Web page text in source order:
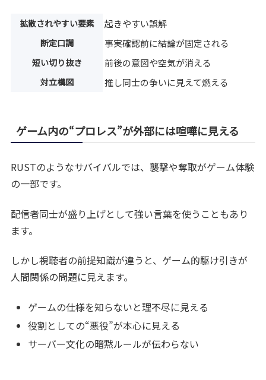
拡散されやすい要素 起きやすい誤解
断定口調 事実確認前に結論が固定される
短い切り抜き 前後の意図や空気が消える
対立構図 推し同士の争いに見えて燃える
ゲーム内の“プロレス”が外部には喧嘩に見える
RUSTのようなサバイバルでは、襲撃や奪取がゲーム体験
の一部です。
配信者同士が盛り上げとして強い言葉を使うこともあり
ます。
しかし視聴者の前提知識が違うと、ゲーム的駆け引きが
人間関係の問題に見えます。
ゲームの仕様を知らないと理不尽に見える
役割としての“悪役”が本心に見える
サーバー文化の暗黙ルールが伝わらない